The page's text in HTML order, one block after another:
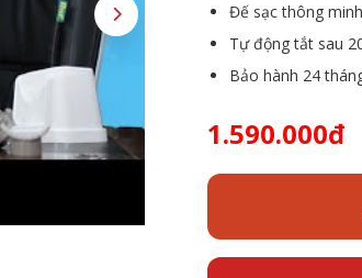
Đế sạc thông
Tự động tắt sau
Bảo hành 24
1.590.000đ